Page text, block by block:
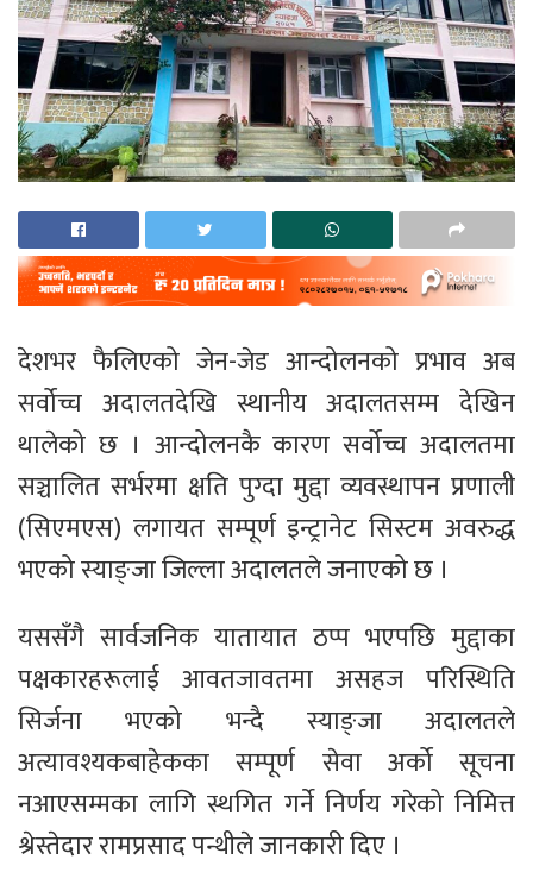
देशभर फैलिएको जेन-जेड आन्दोलनको प्रभाव अब
सर्वोच्च अदालतदेखि स्थानीय अदालतसम्म देखिन
थालेको छ । आन्दोलनकै कारण सर्वोच्च अदालतमा
सञ्चालित सर्भरमा क्षति पुग्दा मुद्दा व्यवस्थापन प्रणाली
(सिएमएस) लगायत सम्पूर्ण इन्ट्रानेट सिस्टम अवरुद्ध
भएको स्याङ्जा जिल्ला अदालतले जनाएको छ ।
यससँगै सार्वजनिक यातायात ठप्प भएपछि मुद्दाका
पक्षकारहरूलाई आवतजावतमा असहज परिस्थिति
सिर्जना भएको भन्दै स्याङ्जा अदालतले
अत्यावश्यकबाहेकका सम्पूर्ण सेवा अर्को सूचना
नआएसम्मका लागि स्थगित गर्ने निर्णय गरेको निमित्त
श्रेस्तेदार रामप्रसाद पन्थीले जानकारी दिए ।